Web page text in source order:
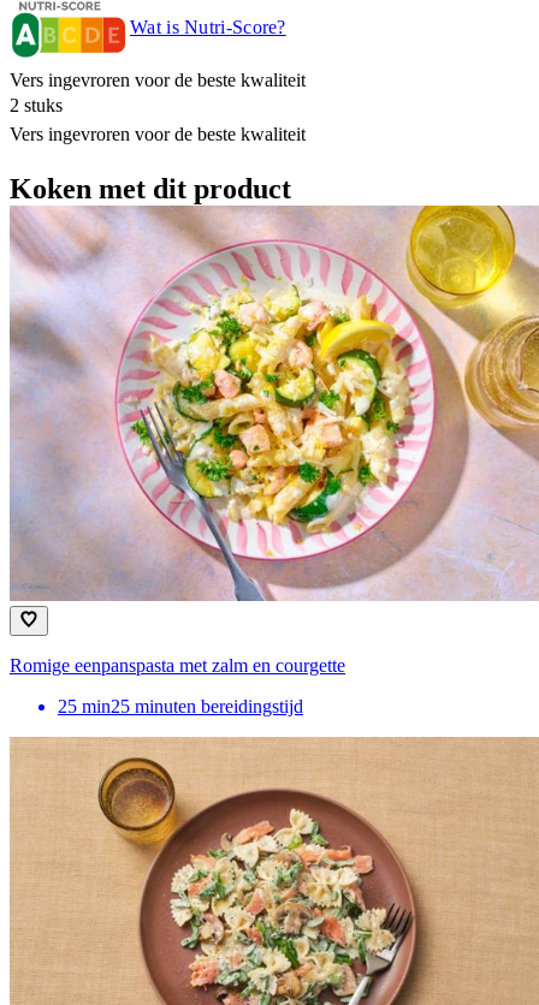
Wat is Nutri-Score?
Vers ingevroren voor de beste kwaliteit
2 stuks
Vers ingevroren voor de beste kwaliteit
Koken met dit product
Romige eenpanspasta met zalm en courgette
25 min25 minuten bereidingstijd